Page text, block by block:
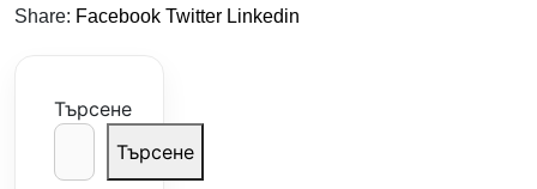
Share: Facebook Twitter Linkedin
Търсене
Търсене